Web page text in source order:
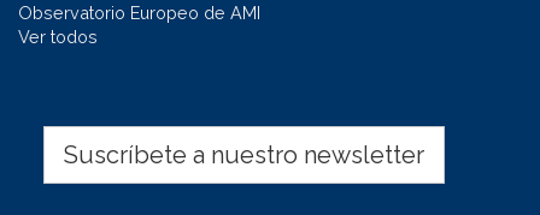
Observatorio Europeo de AMI
Ver todos
Suscríbete a nuestro newsletter